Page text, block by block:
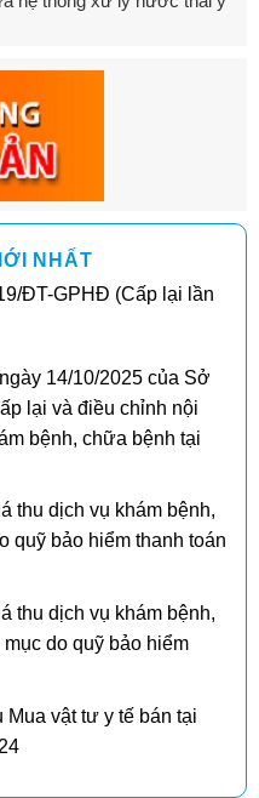
NHẤT
ĐT-GPHĐ (Cấp lại lần
14/10/2025 của Sở
lại và điều chỉnh nội
bệnh, chữa bệnh tại
thu dịch vụ khám bệnh,
quỹ bảo hiểm thanh toán
thu dịch vụ khám bệnh,
do quỹ bảo hiểm
vật tư y tế bán tại